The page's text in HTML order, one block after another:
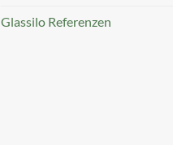
Glassilo Referenzen